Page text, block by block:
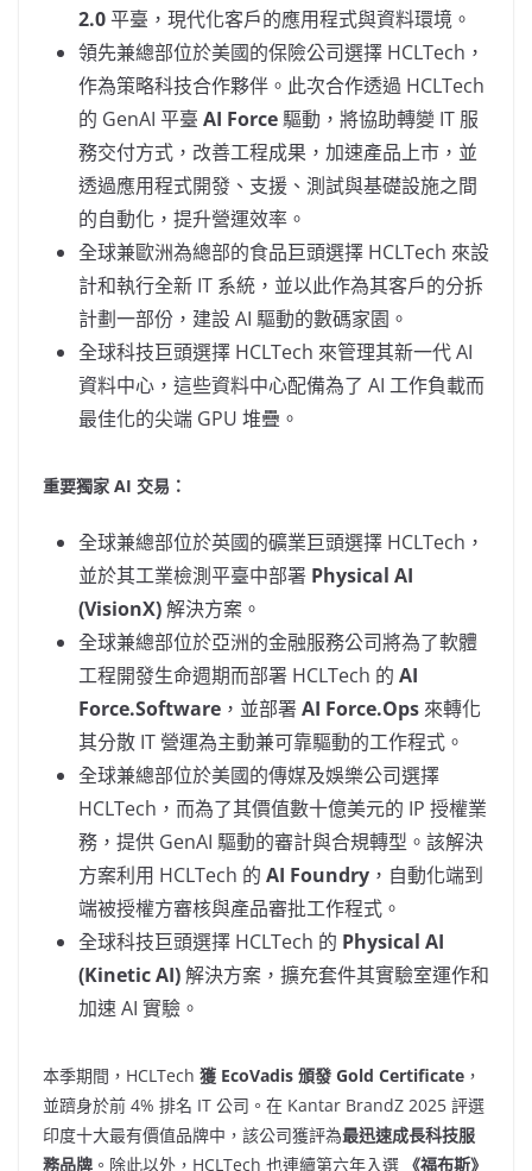
2.0平臺，現代化客戶的應用程式與資料環境。
領先兼總部位於美國的保險公司選擇 HCLTech，
作為策略科技合作夥伴。此次合作透過 HCLTech
的 GenAI 平臺 AI Force驅動，將協助轉變 IT 服
務交付方式，改善工程成果，加速產品上市，並
透過應用程式開發、支援、測試與基礎設施之間
的自動化，提升營運效率。
全球兼歐洲為總部的食品巨頭選擇 HCLTech 來設
計和執行全新 IT 系統，並以此作為其客戶的分拆
計劃一部份，建設 AI 驅動的數碼家園。
全球科技巨頭選擇 HCLTech 來管理其新一代 AI
資料中心，這些資料中心配備為了 AI 工作負載而
最佳化的尖端 GPU 堆疊。
重要獨家 AI 交易：
全球兼總部位於英國的礦業巨頭選擇 HCLTech，
並於其工業檢測平臺中部署 Physical AI
(VisionX)解決方案。
全球兼總部位於亞洲的金融服務公司將為了軟體
工程開發生命週期而部署 HCLTech 的 AI
Force.Software ，並部署AI Force.Ops 來轉化
其分散 IT 營運為主動兼可靠驅動的工作程式。
全球兼總部位於美國的傳媒及娛樂公司選擇
HCLTech，而為了其價值數十億美元的 IP 授權業
務，提供 GenAI 驅動的審計與合規轉型。該解決
方案利用 HCLTech 的 AI Foundry ，自動化端到
端被授權方審核與產品審批工作程式。
全球科技巨頭選擇 HCLTech 的 Physical AI
(Kinetic AI)解決方案，擴充套件其實驗室運作和
加速 AI 實驗。
本季期間，HCLTech 獲 EcoVadis 頒發 Gold Certificate ，
並躋身於前 4% 排名 IT 公司。在 Kantar BrandZ 2025 評選
印度十大最有價值品牌中，該公司獲評為最迅速成長科技服
務品牌 。除此以外，HCLTech 也連續第六年入選 《福布斯》